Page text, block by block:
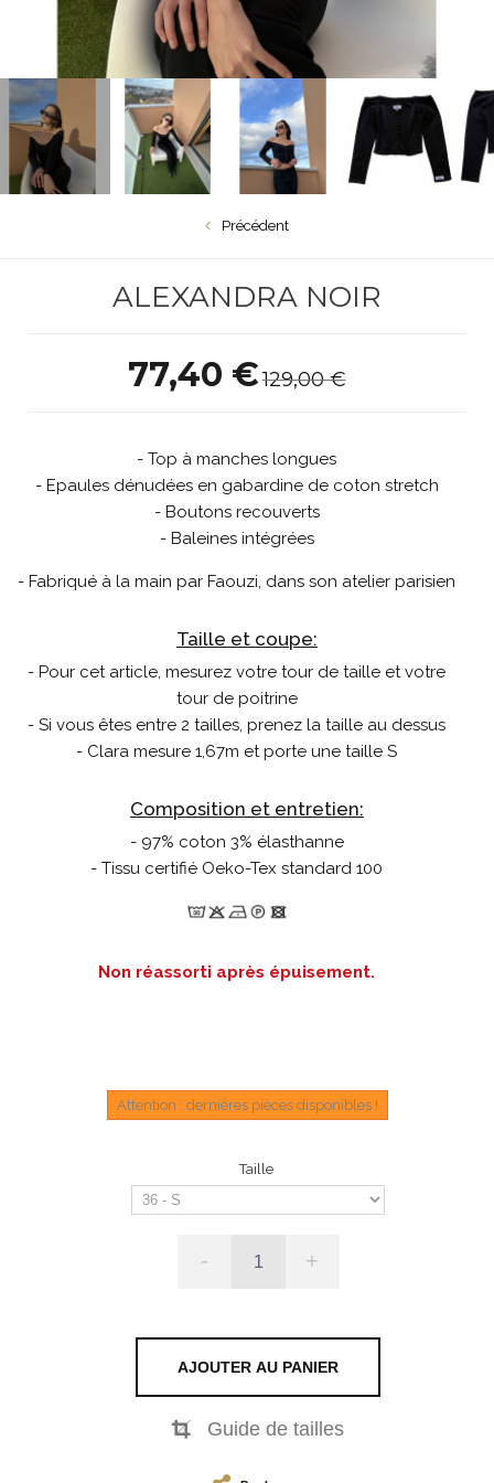
Précédent
ALEXANDRA NOIR
77,40 €129,00 €
- Top à manches longues
- Epaules dénudées en gabardine de coton stretch
- Boutons recouverts
- Baleines intégrées
- Fabriqué à la main par Faouzi, dans son atelier parisien
Taille et coupe:
- Pour cet article, mesurez votre tour de taille et votre
tour de poitrine
- Si vous êtes entre 2 tailles, prenez la taille au dessus
- Clara mesure 1,67m et porte une taille S
Composition et entretien:
- 97% coton 3% élasthanne
- Tissu certifié Oeko-Tex standard 100
Non réassorti après épuisement.
Attention : dernières pièces disponibles !
Taille
- +
AJOUTER AU PANIER
Guide de tailles